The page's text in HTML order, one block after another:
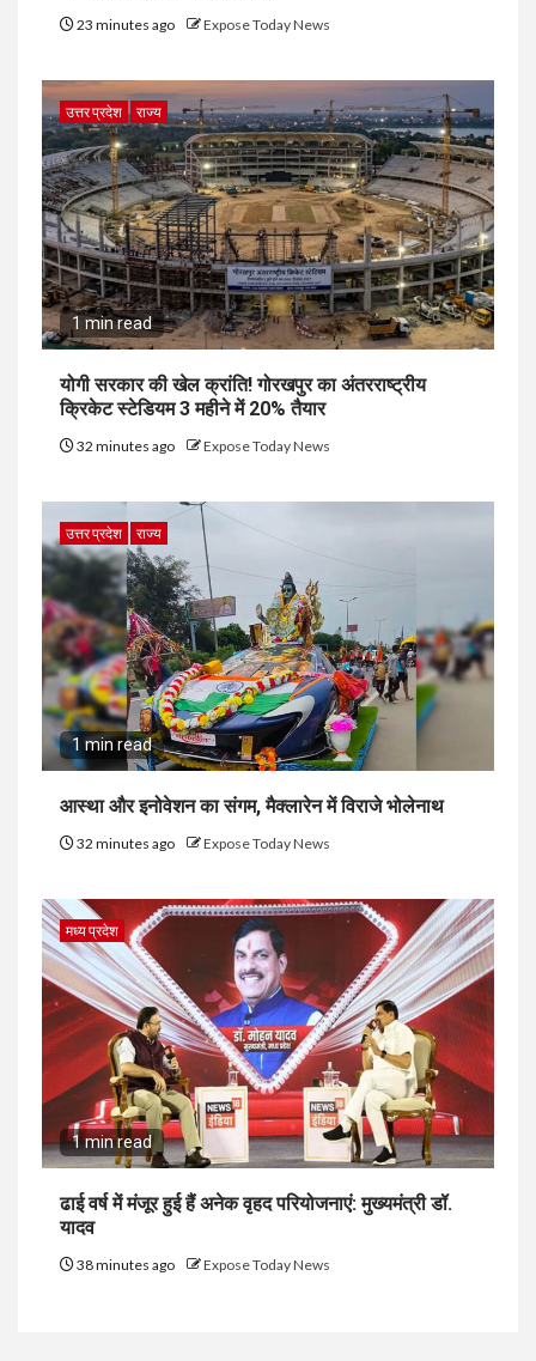
23 minutes ago Expose Today News
उत्तर प्रदेश राज्य
1 min read
योगी सरकार की खेल क्रांति! गोरखपुर का अंतरराष्ट्रीय
क्रिकेट स्टेडियम 3 महीने में 20% तैयार
32 minutes ago Expose Today News
उत्तर प्रदेश राज्य
1 min read
आस्था और इनोवेशन का संगम, मैक्लारेन में विराजे भोलेनाथ
32 minutes ago Expose Today News
मध्य प्रदेश
1 min read
ढाई वर्ष में मंजूर हुई हैं अनेक वृहद परियोजनाएं: मुख्यमंत्री डॉ.
यादव
38 minutes ago Expose Today News